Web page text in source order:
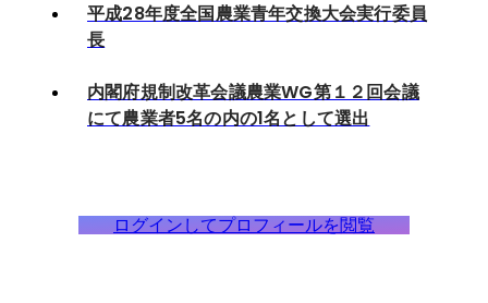
平成28年度全国農業青年交換大会実行委員
長
内閣府規制改革会議農業WG第１２回会議
にて農業者5名の内の1名として選出
ログインしてプロフィールを閲覧